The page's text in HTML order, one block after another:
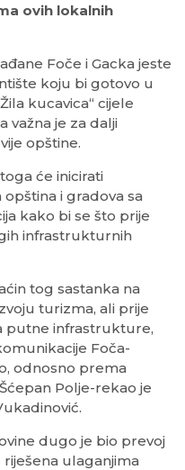
ovih lokalnih
Foče i Gacka jeste
koju bi gotovo u
kucavica“ cijele
važna je za dalji
opštine.
će inicirati
i gradova sa
kako bi se što prije
infrastrukturnih
tog sastanka na
turizma, ali prije
putne infrastrukture,
Foča-
odnosno prema
Polje-rekao je
dugo je bio prevoj
ulaganjima